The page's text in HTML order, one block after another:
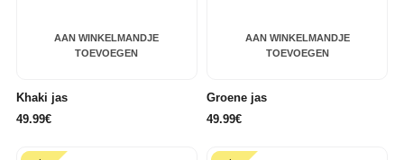
AAN WINKELMANDJE
TOEVOEGEN
Khaki jas
49.99€
AAN WINKELMANDJE
TOEVOEGEN
Groene jas
49.99€